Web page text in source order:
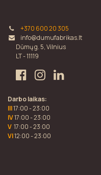
+370 600 20 305
info@dumufabrikas.lt
Dūmų g. 5, Vilnius
LT - 11119
Darbo laikas:
III17:00 - 23:00
IV17:00 - 23:00
V 17:00 - 23:00
VI12:00 - 23:00